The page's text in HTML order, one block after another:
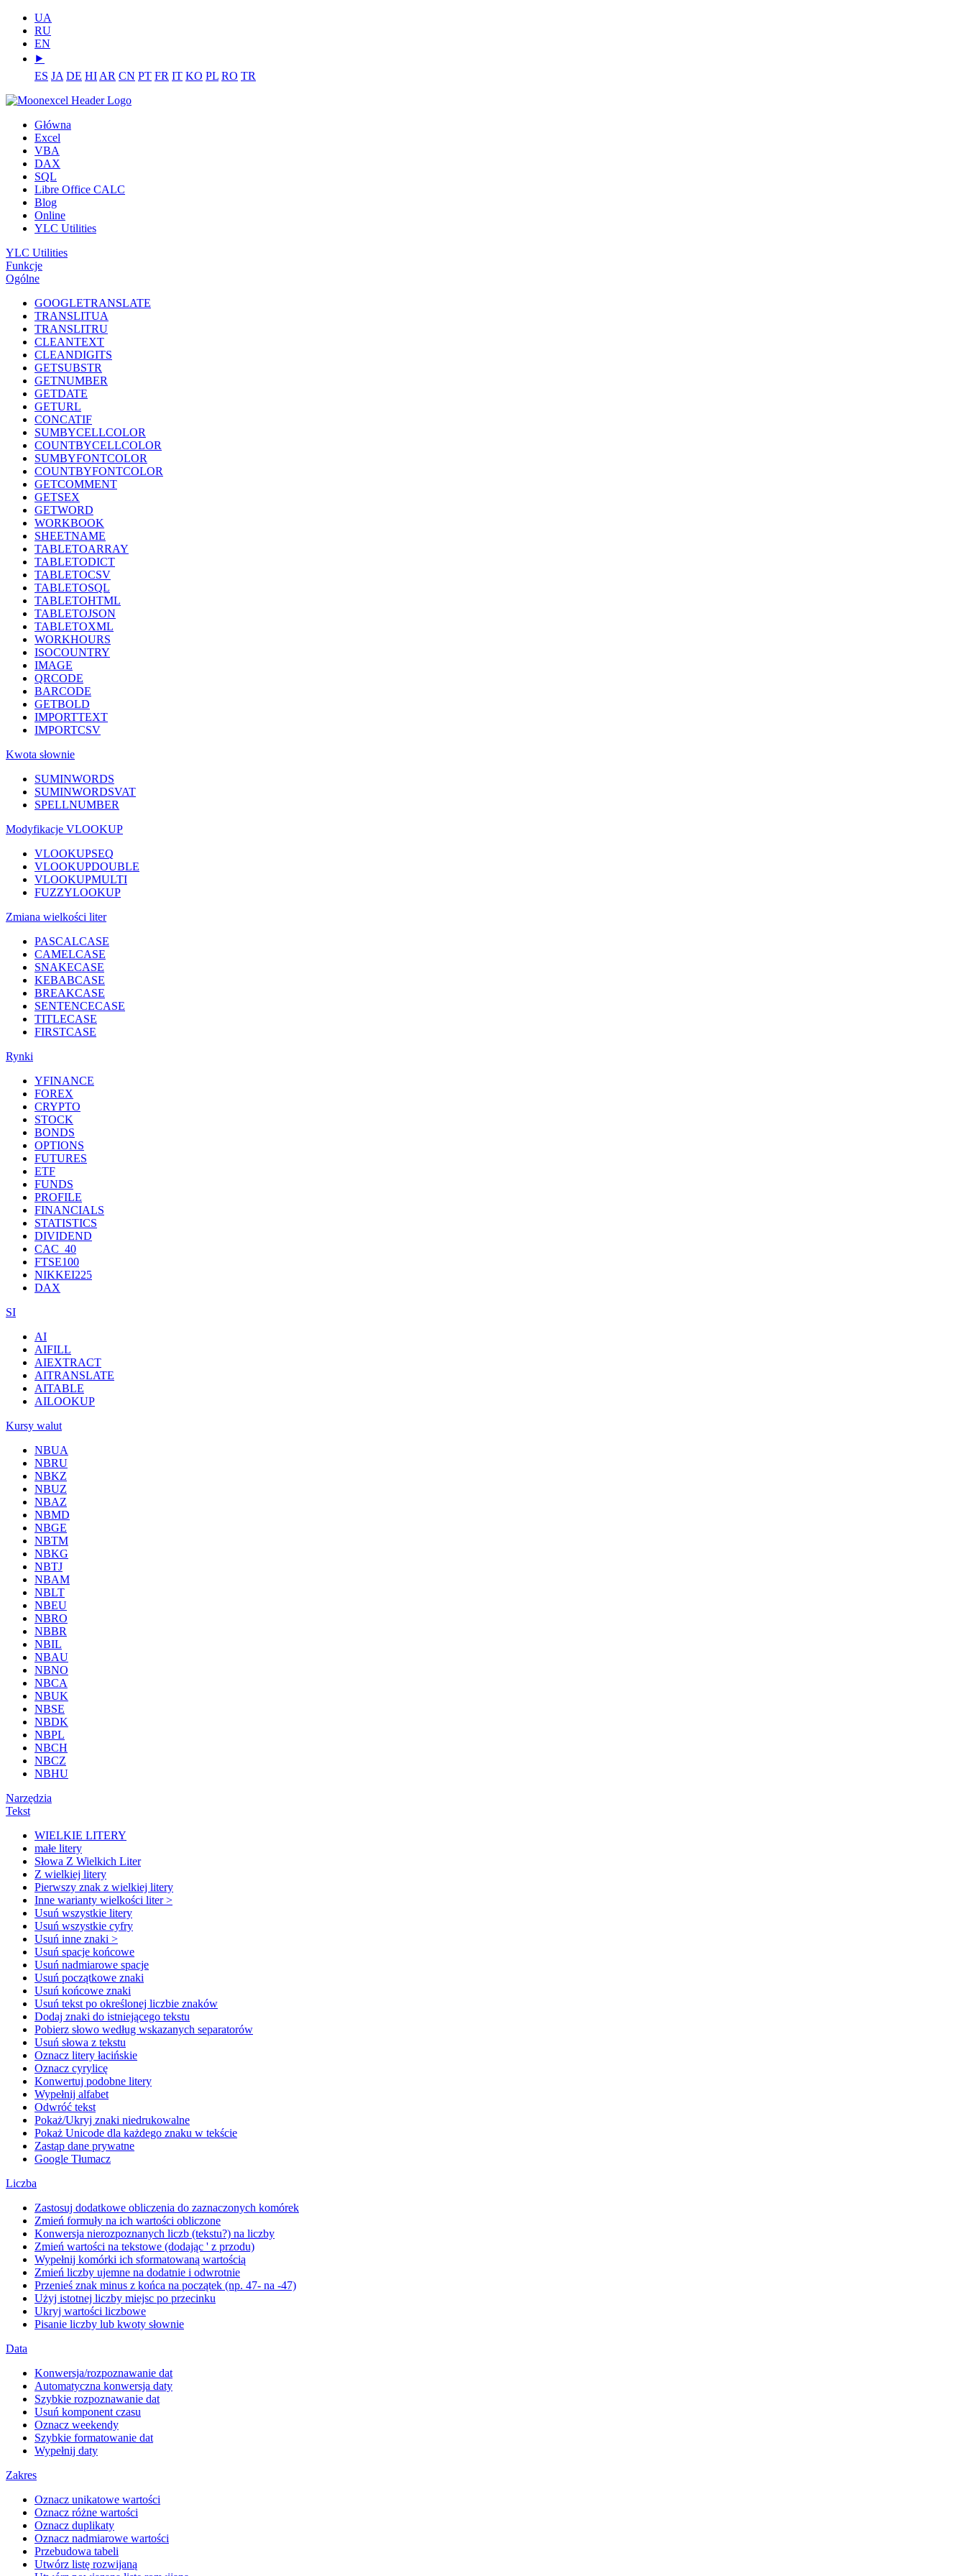
UA
RU
EN
⯈
ES JA DE HI AR CN PT FR IT KO PL RO TR
Główna
Excel
VBA
DAX
SQL
Libre Office CALC
Blog
Online
YLC Utilities
YLC Utilities
Funkcje
Ogólne
GOOGLETRANSLATE
TRANSLITUA
TRANSLITRU
CLEANTEXT
CLEANDIGITS
GETSUBSTR
GETNUMBER
GETDATE
GETURL
CONCATIF
SUMBYCELLCOLOR
COUNTBYCELLCOLOR
SUMBYFONTCOLOR
COUNTBYFONTCOLOR
GETCOMMENT
GETSEX
GETWORD
WORKBOOK
SHEETNAME
TABLETOARRAY
TABLETODICT
TABLETOCSV
TABLETOSQL
TABLETOHTML
TABLETOJSON
TABLETOXML
WORKHOURS
ISOCOUNTRY
IMAGE
QRCODE
BARCODE
GETBOLD
IMPORTTEXT
IMPORTCSV
Kwota słownie
SUMINWORDS
SUMINWORDSVAT
SPELLNUMBER
Modyfikacje VLOOKUP
VLOOKUPSEQ
VLOOKUPDOUBLE
VLOOKUPMULTI
FUZZYLOOKUP
Zmiana wielkości liter
PASCALCASE
CAMELCASE
SNAKECASE
KEBABCASE
BREAKCASE
SENTENCECASE
TITLECASE
FIRSTCASE
Rynki
YFINANCE
FOREX
CRYPTO
STOCK
BONDS
OPTIONS
FUTURES
ETF
FUNDS
PROFILE
FINANCIALS
STATISTICS
DIVIDEND
CAC_40
FTSE100
NIKKEI225
DAX
SI
AI
AIFILL
AIEXTRACT
AITRANSLATE
AITABLE
AILOOKUP
Kursy walut
NBUA
NBRU
NBKZ
NBUZ
NBAZ
NBMD
NBGE
NBTM
NBKG
NBTJ
NBAM
NBLT
NBEU
NBRO
NBBR
NBIL
NBAU
NBNO
NBCA
NBUK
NBSE
NBDK
NBPL
NBCH
NBCZ
NBHU
Narzędzia
Tekst
WIELKIE LITERY
małe litery
Słowa Z Wielkich Liter
Z wielkiej litery
Pierwszy znak z wielkiej litery
Inne warianty wielkości liter >
Usuń wszystkie litery
Usuń wszystkie cyfry
Usuń inne znaki >
Usuń spacje końcowe
Usuń nadmiarowe spacje
Usuń początkowe znaki
Usuń końcowe znaki
Usuń tekst po określonej liczbie znaków
Dodaj znaki do istniejącego tekstu
Pobierz słowo według wskazanych separatorów
Usuń słowa z tekstu
Oznacz litery łacińskie
Oznacz cyrylicę
Konwertuj podobne litery
Wypełnij alfabet
Odwróć tekst
Pokaż/Ukryj znaki niedrukowalne
Pokaż Unicode dla każdego znaku w tekście
Zastąp dane prywatne
Google Tłumacz
Liczba
Zastosuj dodatkowe obliczenia do zaznaczonych komórek
Zmień formuły na ich wartości obliczone
Konwersja nierozpoznanych liczb (tekstu?) na liczby
Zmień wartości na tekstowe (dodając ' z przodu)
Wypełnij komórki ich sformatowaną wartością
Zmień liczby ujemne na dodatnie i odwrotnie
Przenieś znak minus z końca na początek (np. 47- na -47)
Użyj istotnej liczby miejsc po przecinku
Ukryj wartości liczbowe
Pisanie liczby lub kwoty słownie
Data
Konwersja/rozpoznawanie dat
Automatyczna konwersja daty
Szybkie rozpoznawanie dat
Usuń komponent czasu
Oznacz weekendy
Szybkie formatowanie dat
Wypełnij daty
Zakres
Oznacz unikatowe wartości
Oznacz różne wartości
Oznacz duplikaty
Oznacz nadmiarowe wartości
Przebudowa tabeli
Utwórz listę rozwijaną